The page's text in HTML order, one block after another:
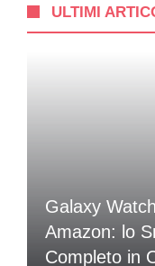
ULTIMI
Galaxy
Amazon: lo
Completo in